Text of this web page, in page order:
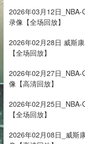
2026年03月12日_NBA-
录像【全场回放】
2026年02月28日 威斯
【全场回放】
2026年02月27日_NBA-
像【高清回放】
2026年02月25日_NBA-
【全场回放】
2026年02月08日_威斯